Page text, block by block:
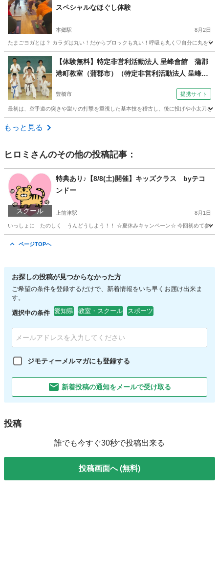
スペシャルなほぐし体験
本郷駅 8月2日
たまごヨガとは？ カラダは丸い！だからブロックも丸い！呼吸も丸く♡自分に丸を♡
愛知 名古屋市 本郷駅 ヨガ スタジオ
【体験無料】特定非営利活動法人 呈峰會館 蒲郡
港町教室（蒲郡市）（特定非営利活動法人 呈峰會
～）
豊橋市 提携サイト
最初は、空手道の突きや蹴りの打撃を重視した基本技を稽古し、後に投げや小太刀を
愛知 豊橋市
もっと見る
ヒロミ さんのその他の投稿記事：
スクール
特典あり♪【8/8(土)開催】キッズクラス byテコ
ンドー
上前津駅 8月1日
いっしょに たのしく うんどうしよう！！ ☆夏休みキャンペーン☆ 今回初めて参加さ
ページTOPへ
お探しの投稿が見つからなかった方
ご希望の条件を登録するだけで、新着情報をいち早くお届け出来ま
す。
選択中の条件 愛知県 教室・スクール スポーツ
ジモティーメルマガにも登録する
新着投稿の通知をメールで受け取る
投稿
誰でも今すぐ30秒で投稿出来る
投稿画面へ (無料)